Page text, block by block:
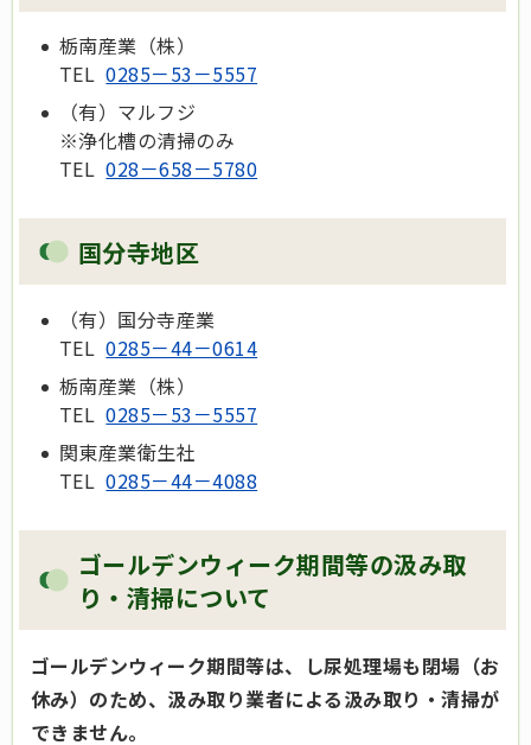
栃南産業（株）
TEL0285－53－5557
（有）マルフジ
※浄化槽の清掃のみ
TEL028－658－5780
国分寺地区
（有）国分寺産業
TEL0285－44－0614
栃南産業（株）
TEL0285－53－5557
関東産業衛生社
TEL0285－44－4088
ゴールデンウィーク期間等の汲み取
り・清掃について
ゴールデンウィーク期間等は、し尿処理場も閉場（お
休み）のため、汲み取り業者による汲み取り・清掃が
できません。